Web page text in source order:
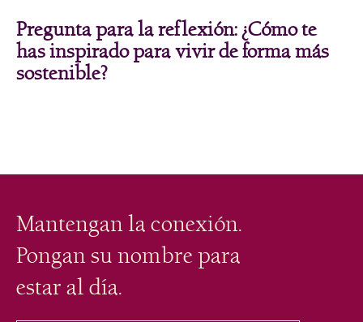
Pregunta para la reflexión: ¿Cómo te
has inspirado para vivir de forma más
sostenible?
Mantengan la conexión.
Pongan su nombre para
estar al día.